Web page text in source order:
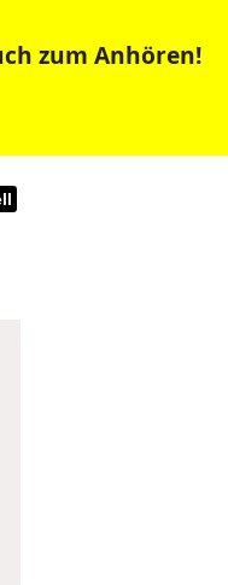
zum Anhören!